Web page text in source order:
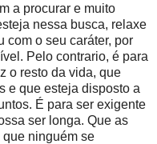
a procurar e muito
nessa busca, relaxe
com o seu caráter, por
Pelo contrario, é para
o resto da vida, que
e que esteja disposto a
É para ser exigente
ser longa. Que as
que ninguém se